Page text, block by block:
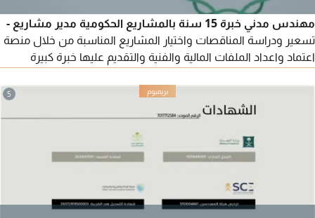
مهندس مدني خبرة 15 سنة بالمشاريع الحكومية مدير مشاريع -
تسعير ودراسة المناقصات واختيار المشاريع المناسبة من خلال منصة
اعتماد واعداد الملفات المالية والفنية والتقديم عليها خبرة كبيرة
(الرجاء التواصل فقط للشركات ذات القدرة ولديها المتطلبات
والامكانيات المالية والفنية للمشاريع الحكومية) الرجاء قراءة الاعلان
5